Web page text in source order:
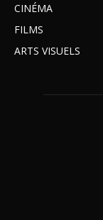
CINÉMA
FILMS
ARTS VISUELS